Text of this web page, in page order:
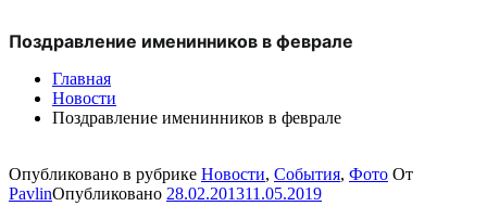
Поздравление именинников в феврале
Главная
Новости
Поздравление именинников в феврале
Опубликовано в рубрике Новости, События, Фото От
PavlinОпубликовано 28.02.201311.05.2019